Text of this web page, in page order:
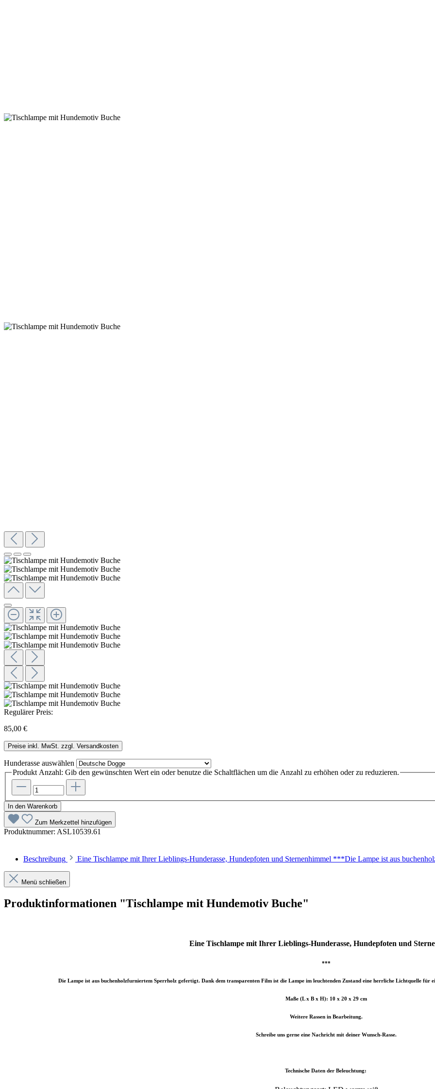
Regulärer Preis:
85,00 €
Preise inkl. MwSt. zzgl. Versandkosten
Hunderasse auswählen
Produkt Anzahl: Gib den gewünschten Wert ein oder benutze die Schaltflächen um die Anzahl zu erhöhen oder zu reduzieren.
In den Warenkorb
Zum Merkzettel hinzufügen
Produktnummer: ASL10539.61
Beschreibung Eine Tischlampe mit Ihrer Lieblings-Hunderasse, Hundepfoten und Sternenhimmel ***Die Lampe ist aus
Menü schließen
Produktinformationen "Tischlampe mit Hundemotiv Buche"
Eine Tischlampe mit Ihrer Lieblings-Hunderasse, Hundepfoten und
***
Die Lampe ist aus buchenholzfurniertem Sperrholz gefertigt. Dank dem transparenten Film ist die Lampe im leuchtenden Zustand eine herrliche Lichtquelle für
Maße (L x B x H): 10 x 20 x 29 cm
Weitere Rassen in Bearbeitung.
Schreibe uns gerne eine Nachricht mit deiner Wunsch-Rasse.
Technische Daten der Beleuchtung: